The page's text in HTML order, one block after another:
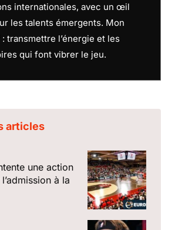
internationales, avec un œil
les talents émergents. Mon
transmettre l’énergie et les
qui font vibrer le jeu.
articles
une action
à la